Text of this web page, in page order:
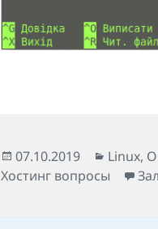
Опубліковано
07.10.2019 Linux,
Хостинг вопросы